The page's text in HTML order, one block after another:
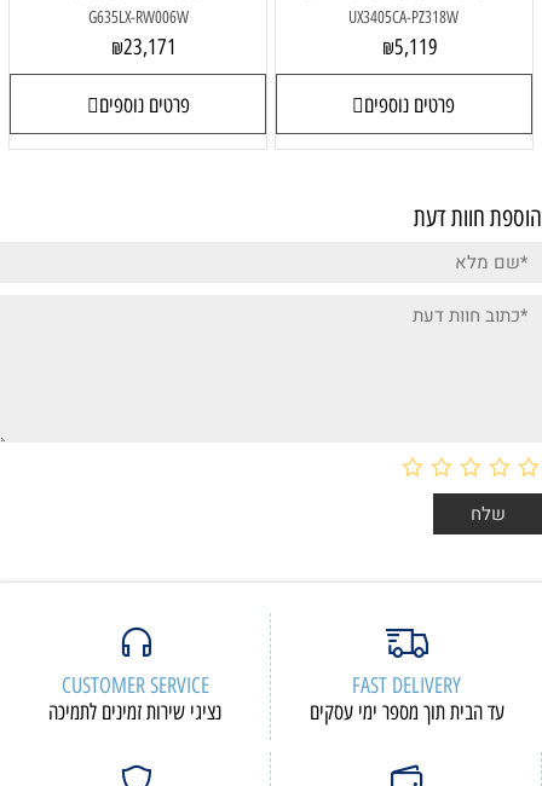
UX3405CA-PZ318W
₪5,119
פרטים נוספים
G635LX-RW006W
₪23,171
פרטים נוספים
הוספת חוות דעת
FAST DELIVERY
עד הבית תוך מספר ימי עסקים
CUSTOMER SERVICE
נציגי שירות זמינים לתמיכה